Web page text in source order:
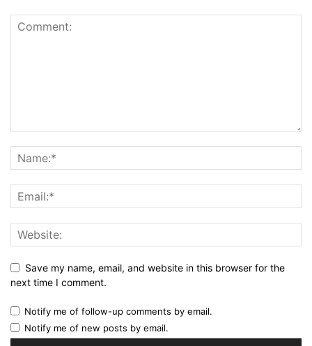
Save my name, email, and website in this browser for the
next time I comment.
Notify me of follow-up comments by email.
Notify me of new posts by email.